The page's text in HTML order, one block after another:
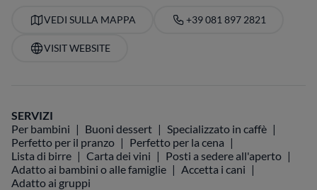
VEDI SULLA MAPPA +39 081 897 2821
VISIT WEBSITE
SERVIZI
Per bambini
Buoni dessert
Specializzato in caffè
Perfetto per il pranzo
Perfetto per la cena
Lista di birre
Carta dei vini
Posti a sedere all'aperto
Adatto ai bambini o alle famiglie
Accetta i cani
Adatto ai gruppi